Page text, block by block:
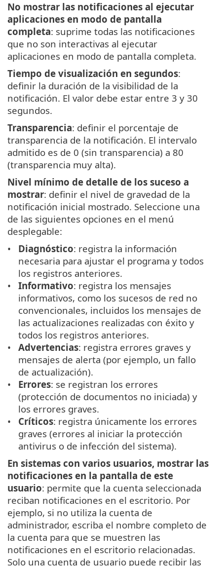
No mostrar las notificaciones al ejecutar
aplicaciones en modo de pantalla
completa: suprime todas las notificaciones
que no son interactivas al ejecutar
aplicaciones en modo de pantalla completa.
Tiempo de visualización en segundos:
definir la duración de la visibilidad de la
notificación. El valor debe estar entre 3 y 30
segundos.
Transparencia: definir el porcentaje de
transparencia de la notificación. El intervalo
admitido es de 0 (sin transparencia) a 80
(transparencia muy alta).
Nivel mínimo de detalle de los suceso a
mostrar: definir el nivel de gravedad de la
notificación inicial mostrado. Seleccione una
de las siguientes opciones en el menú
desplegable:
Diagnóstico: registra la información
necesaria para ajustar el programa y todos
los registros anteriores.
Informativo: registra los mensajes
informativos, como los sucesos de red no
convencionales, incluidos los mensajes de
las actualizaciones realizadas con éxito y
todos los registros anteriores.
Advertencias: registra errores graves y
mensajes de alerta (por ejemplo, un fallo
de actualización).
Errores: se registran los errores
(protección de documentos no iniciada) y
los errores graves.
Críticos: registra únicamente los errores
graves (errores al iniciar la protección
antivirus o de infección del sistema).
En sistemas con varios usuarios, mostrar las
notificaciones en la pantalla de este
usuario: permite que la cuenta seleccionada
reciban notificaciones en el escritorio. Por
ejemplo, si no utiliza la cuenta de
administrador, escriba el nombre completo de
la cuenta para que se muestren las
notificaciones en el escritorio relacionadas.
Solo una cuenta de usuario puede recibir las